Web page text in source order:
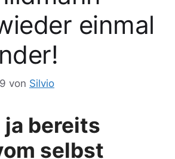
einmal
von Silvio
ja bereits
selbst